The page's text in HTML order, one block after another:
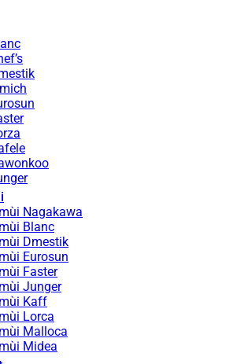
Nagakawa
Blanc
Dmestik
Eurosun
Faster
Junger
Kaff
Lorca
Malloca
Midea